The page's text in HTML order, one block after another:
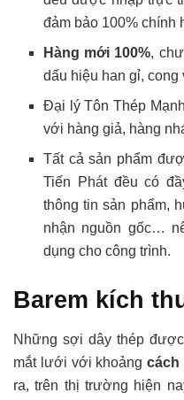
đảm bảo 100% chính
Hàng mới 100%,
dấu hiệu han gỉ, cong
Đại lý Tôn Thép
với hàng giả, hàng
Tất cả sản phẩm
Tiến Phát đều có
thông tin sản phẩm,
nhận nguồn gốc…
dụng cho công trình.
Barem kích
Những sợi dây thép
mắt lưới với khoảngcách
ra, trên thị trường hiện